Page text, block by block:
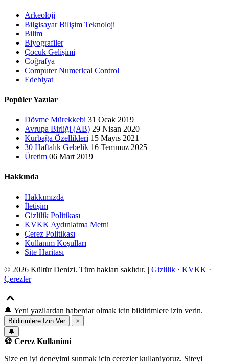
Arkeoloji
Bilgisayar Bilişim Teknoloji
Bilim
Biyografiler
Çocuk Gelişimi
Coğrafya
Computer Numerical Control
Edebiyat
Popüler Yazılar
Dövme Mürekkebi 31 Ocak 2019
Avrupa Birliği (AB) 29 Nisan 2020
Kurbağa Özellikleri 15 Mayıs 2021
30 Haftalık Gebelik 16 Temmuz 2025
Üretim 06 Mart 2019
Hakkında
Hakkımızda
İletişim
Gizlilik Politikası
KVKK Aydınlatma Metni
Çerez Politikası
Kullanım Koşulları
Site Haritası
© 2026 Kültür Denizi. Tüm hakları saklıdır. | Gizlilik · KVKK ·
Çerezler
🔔 Yeni yazilardan haberdar olmak icin bildirimlere izin verin.
Bildirimlere Izin Ver
×
🔔
🍪 Cerez Kullanimi
Size en iyi deneyimi sunmak icin cerezler kullaniyoruz. Siteyi